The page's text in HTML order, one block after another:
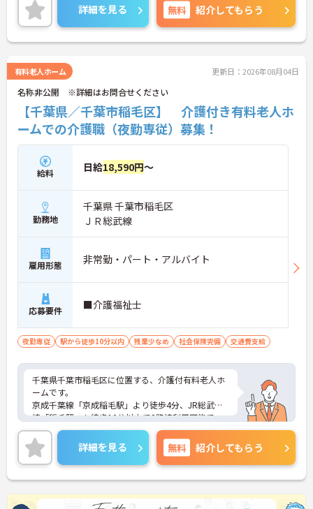
詳細を見る 無料 紹介してもらう
有料老人ホーム 更新日：2026年08月04日
名称非公開 ※詳細はお問合せください
【千葉県／千葉市稲毛区】 介護付き有料老人ホ
ームでの介護職（夜勤専従）募集！
給料 日給18,590円～
勤務地
千葉県 千葉市稲毛区
ＪＲ総武線
雇用形態 非常勤・パート・アルバイト
応募要件 ■介護福祉士
夜勤専従 駅から徒歩10分以内 残業少なめ 社会保険完備 交通費支給
千葉県千葉市稲毛区に位置する、介護付有料老人ホ
ームです。
京成千葉線「京成稲毛駅」より徒歩4分、JR総武本
線「稲毛駅」も徒歩10分以内で2路線利用可能で、
通勤のしやすさも魅力です。
ご興味ある方には、面接対策ポイントなど、さらに
詳細をお話しいたしますのでお気軽にご相談くださ
い。
詳細を見る 無料 紹介してもらう